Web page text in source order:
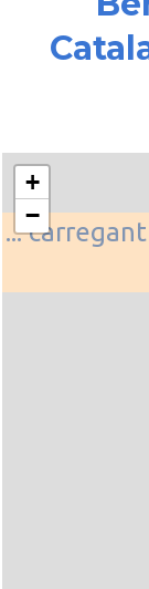
...
+
−